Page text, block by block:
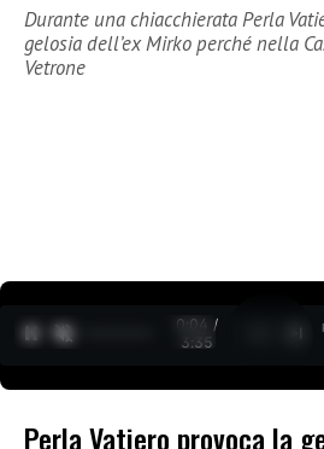
Durante una chiacchierata Perla
gelosia dell’ex Mirko perché nella
Vetrone
0:05 /
3:35
Perla Vatiero provoca la